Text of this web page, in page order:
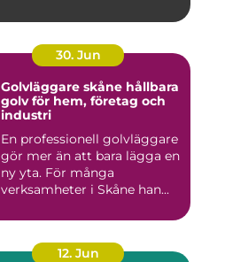
30. Jun
Golvläggare skåne hållbara
golv för hem, företag och
industri
En professionell golvläggare
gör mer än att bara lägga en
ny yta. För många
verksamheter i Skåne han...
12. Jun